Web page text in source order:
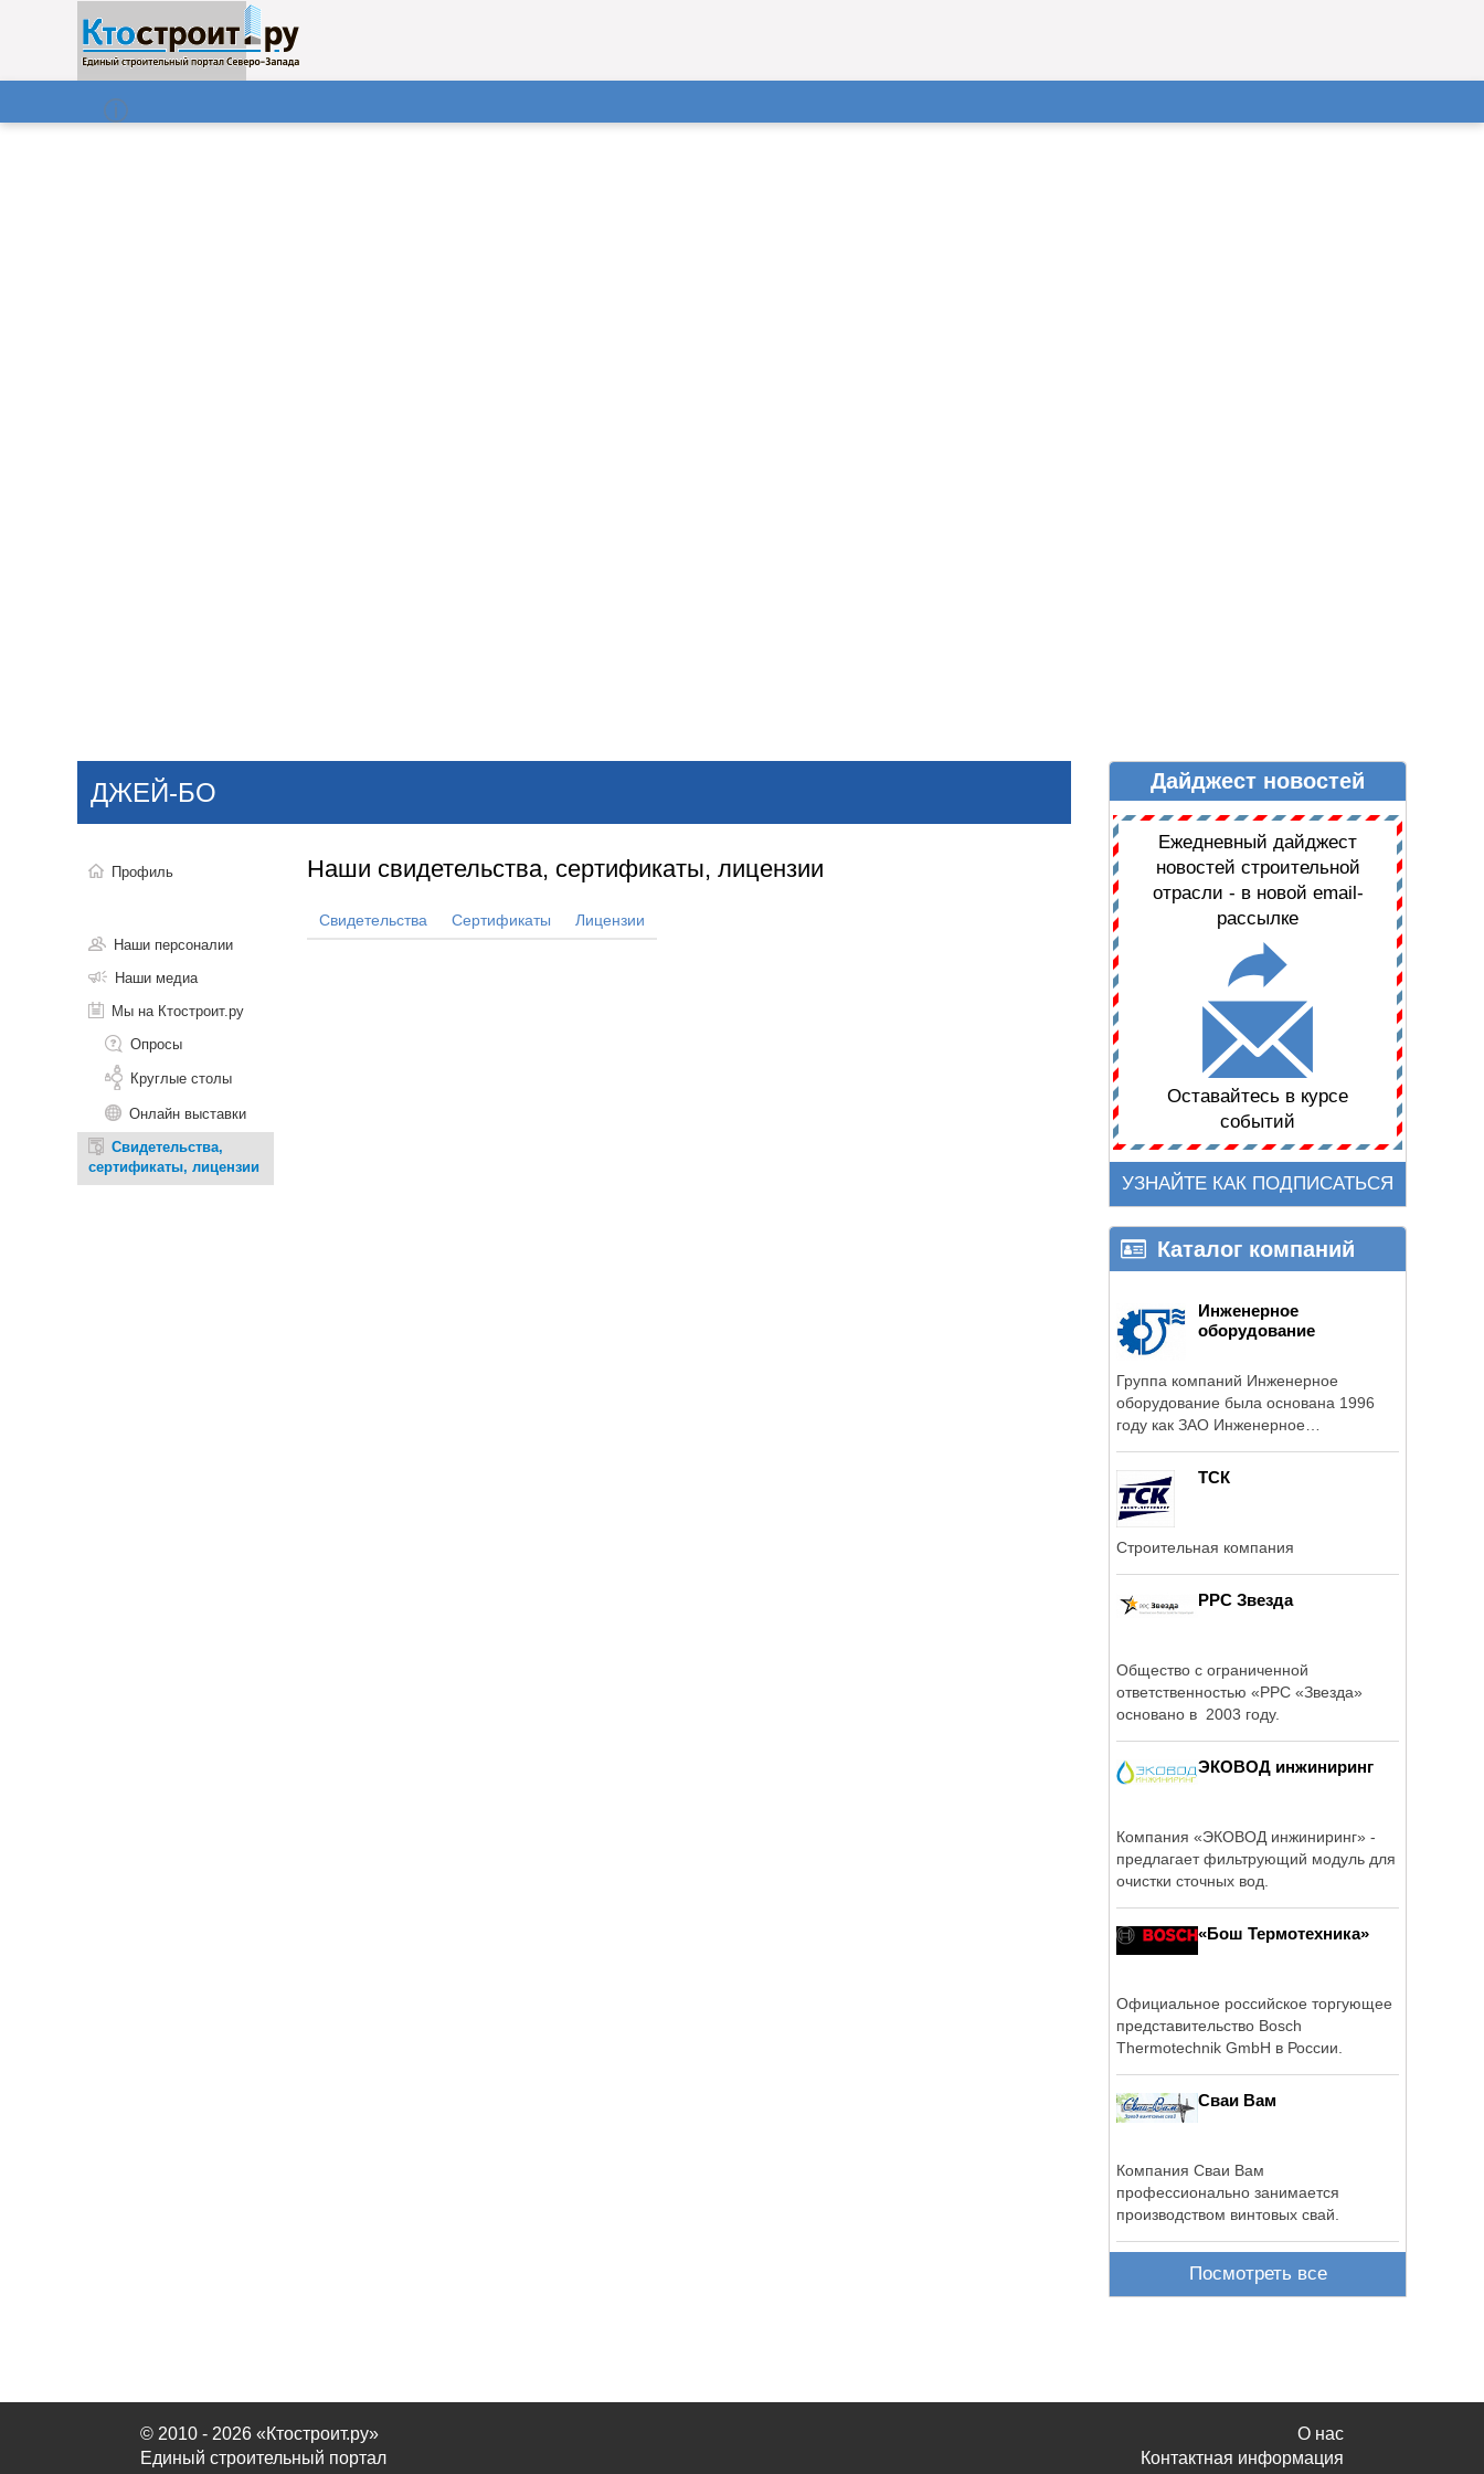
Поиск
НОВОСТИ ДАЙДЖЕСТ НОВОСТЕЙ
ДЖЕЙ-БО
Профиль
Наши персоналии
Наши медиа
Мы на Ктостроит.ру
Опросы
Круглые столы
Онлайн выставки
Свидетельства,
сертификаты, лицензии
Наши свидетельства, сертификаты, лицензии
Свидетельства Сертификаты Лицензии
Дайджест новостей
Ежедневный дайджест
новостей строительной
отрасли - в новой email-
рассылке
Оставайтесь в курсе
событий
УЗНАЙТЕ КАК ПОДПИСАТЬСЯ
Каталог компаний
Инженерное
оборудование
Группа компаний Инженерное
оборудование была основана 1996
году как ЗАО Инженерное
ТСК
Строительная компания
РРС Звезда
Общество с ограниченной
ответственностью «РРС «Звезда»
основано в 2003 году.
ЭКОВОД инжиниринг
Компания «ЭКОВОД инжиниринг» -
предлагает фильтрующий модуль для
очистки сточных вод.
«Бош Термотехника»
Официальное российское торгующее
представительство Bosch
Thermotechnik GmbH в России.
Сваи Вам
Компания Сваи Вам
профессионально занимается
производством винтовых свай.
Посмотреть все
© 2010 - 2026 «Ктостроит.ру»
Единый строительный портал
О нас
Контактная информация